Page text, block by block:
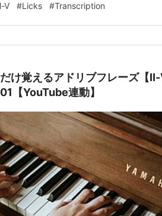
しょう。 ここからはピアノの音にします
Ⅴ #Licks #Transcription
け覚えるアドリブフレーズ【Ⅱ-
【YouTube連動】